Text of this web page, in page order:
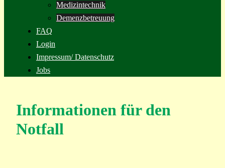
Medizintechnik
Demenzbetreuung
FAQ
Login
Impressum/ Datenschutz
Jobs
Informationen für den
Notfall